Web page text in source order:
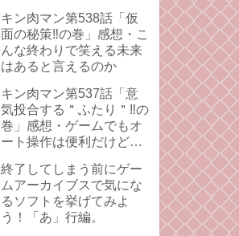
キン肉マン第538話「仮
面の秘策‼︎の巻」感想・こ
んな終わりで笑える未来
はあると言えるのか
キン肉マン第537話「意
気投合する＂ふたり＂‼︎の
巻」感想・ゲームでもオ
ート操作は便利だけど、
ことあるよね。
終了してしまう前にゲー
ムアーカイブスで気にな
るソフトを挙げてみよ
う！「あ」行編。